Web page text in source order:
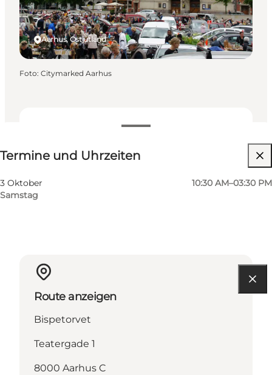
Termine und Uhrzeiten
Termine und Uhrzeiten
3 Oktober
Samstag
10:30 AM–03:30 PM
Website besuchen
Aarhus, Ostjütland
Foto: Citymarked Aarhus
Route anzeigen
Bispetorvet
Teatergade 1
8000 Aarhus C